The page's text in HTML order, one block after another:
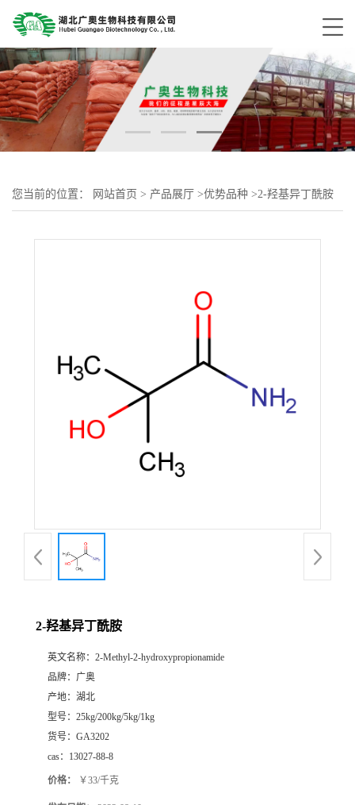
您当前的位置： 网站首页 > 产品展厅 >优势品种 >2-羟基异丁酰胺
2-羟基异丁酰胺
英文名称： 2-Methyl-2-hydroxypropionamide
品牌： 广奥
产地： 湖北
型号： 25kg/200kg/5kg/1kg
货号： GA3202
cas： 13027-88-8
价格： ￥33/千克